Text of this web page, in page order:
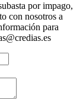
por impago,
con nosotros a
para